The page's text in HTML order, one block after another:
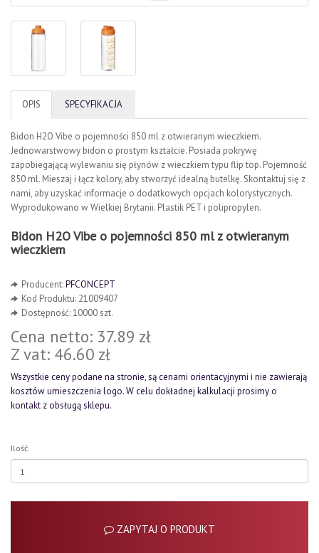
OPIS SPECYFIKACJA
Bidon H2O Vibe o pojemności 850 ml z otwieranym wieczkiem.
Jednowarstwowy bidon o prostym kształcie. Posiada pokrywę
zapobiegającą wylewaniu się płynów z wieczkiem typu flip top. Pojemność
850 ml. Mieszaj i łącz kolory, aby stworzyć idealną butelkę. Skontaktuj się z
nami, aby uzyskać informacje o dodatkowych opcjach kolorystycznych.
Wyprodukowano w Wielkiej Brytanii. Plastik PET i polipropylen.
Bidon H2O Vibe o pojemności 850 ml z otwieranym
wieczkiem
Producent:PFCONCEPT
Kod Produktu: 21009407
Dostępność: 10000 szt.
Cena netto: 37.89 zł
Z vat: 46.60 zł
Wszystkie ceny podane na stronie, są cenami orientacyjnymi i nie zawierają
kosztów umieszczenia logo. W celu dokładnej kalkulacji prosimy o
kontakt z obsługą sklepu.
Ilość
ZAPYTAJ O PRODUKT